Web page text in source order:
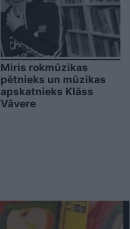
Miris rokmūzikas
pētnieks un mūzikas
apskatnieks Klāss
Vāvere